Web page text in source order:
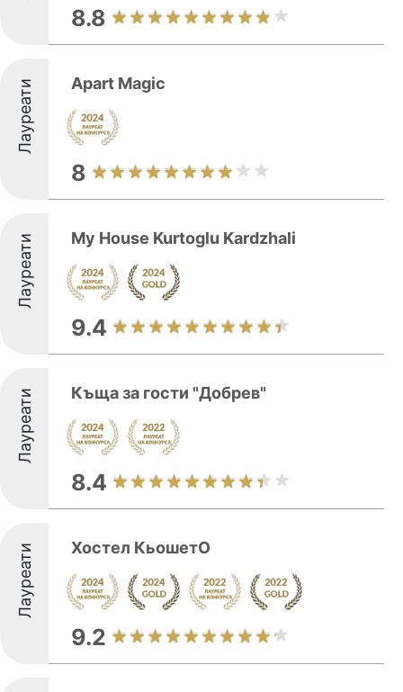
8.8
Лауреати Apart Magic
8
Лауреати My House Kurtoglu Kardzhali
9.4
Лауреати Къща за гости "Добрев"
8.4
Лауреати Хостел КьошетО
9.2